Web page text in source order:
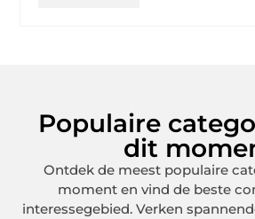
Populaire
dit
Ontdek de meest populaire
moment en vind de beste
interessegebied. Verken